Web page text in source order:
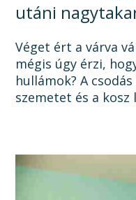
utáni
okát, és a
Véget ért a várva
mégis úgy érzi,
hullámok? A
szemetet és a